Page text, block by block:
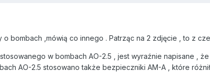
bombach ,mówią co innego . Patrząc na 2 zdjęcie , to z
w bombach AO-2.5 , jest wyraźnie napisane ,
AO-2.5 stosowano także bezpieczniki AM-A , które